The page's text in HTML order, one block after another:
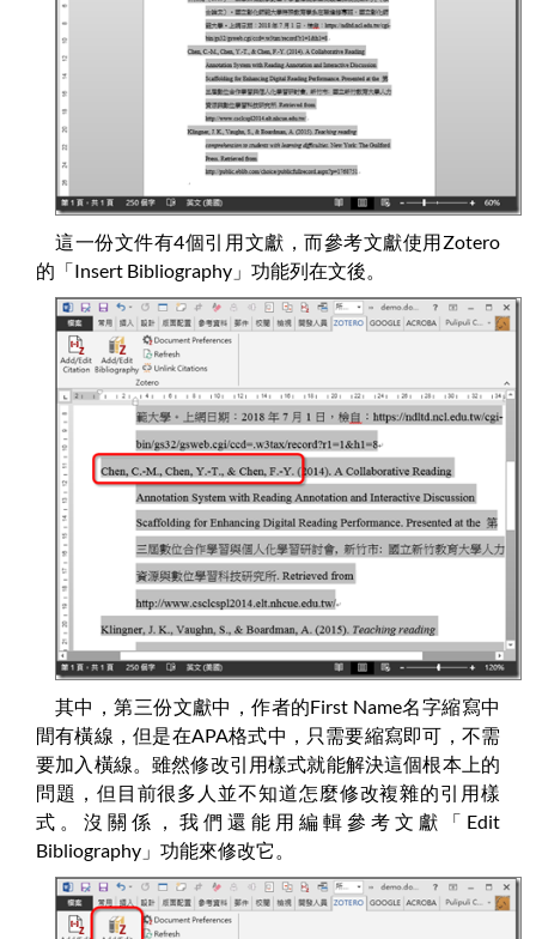
這一份文件有4個引用文獻，而參考文獻使用Zotero
的「Insert Bibliography」功能列在文後。
其中，第三份文獻中，作者的First Name名字縮寫中
間有橫線，但是在APA格式中，只需要縮寫即可，不需
要加入橫線。雖然修改引用樣式就能解決這個根本上的
問題，但目前很多人並不知道怎麼修改複雜的引用樣
式。沒關係，我們還能用編輯參考文獻「Edit
Bibliography」功能來修改它。